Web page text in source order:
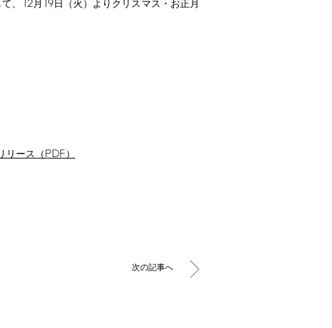
、 12月 19日（火）よりクリスマス・お正月
リース（PDF）
次の記事へ